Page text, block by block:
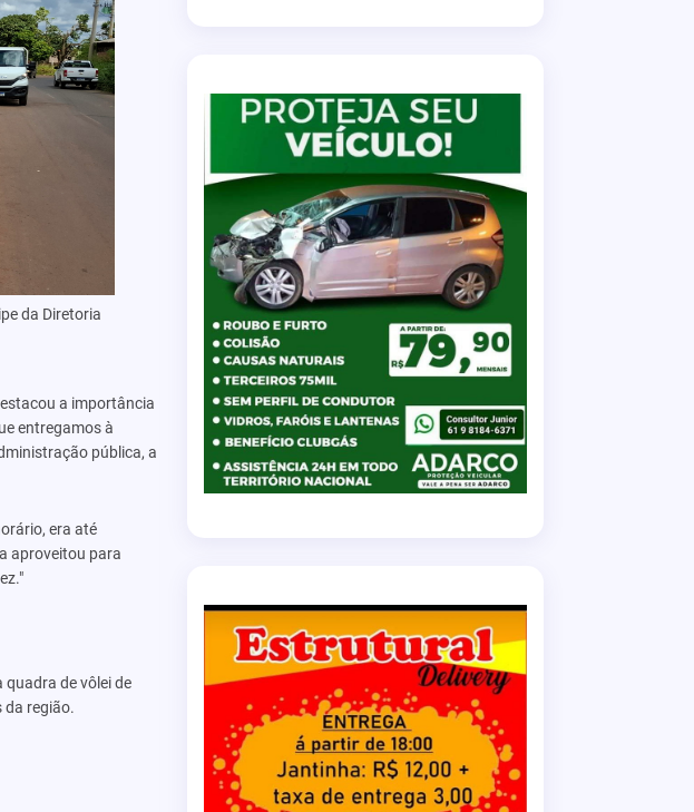
da Diretoria
a importância
entregamos à
pública, a
era até
aproveitou para
de vôlei de
da região.